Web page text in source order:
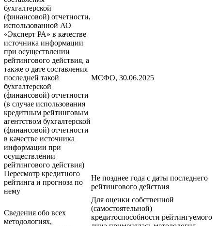
бухгалтерской
(финансовой) отчетности,
использованной АО
«Эксперт РА» в качестве
источника информации
при осуществлении
рейтингового действия, а
также о дате составления
последней такой
бухгалтерской
(финансовой) отчетности
(в случае использования
кредитным рейтинговым
агентством бухгалтерской
(финансовой) отчетности
в качестве источника
информации при
осуществлении
рейтингового действия)
МСФО, 30.06.2025
Пересмотр кредитного
рейтинга и прогноза по
нему
Не позднее года с даты последнего
рейтингового действия
Сведения обо всех
методологиях,
Для оценки собственной
(самостоятельной)
кредитоспособности рейтингуемого